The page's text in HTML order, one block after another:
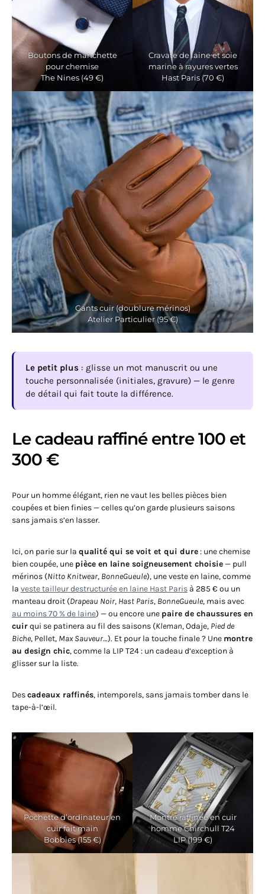
Boutons de manchette
pour chemise
The Nines (49 €)
Cravate de laine et soie
marine à rayures vertes
Hast Paris (70 €)
Gants cuir (doublure mérinos)
Atelier Particulier (95 €)
Le petit plus : glisse un mot manuscrit ou une
touche personnalisée (initiales, gravure) — le genre
de détail qui fait toute la différence.
Le cadeau raffiné entre 100 et
300 €
Pour un homme élégant, rien ne vaut les belles pièces bien
coupées et bien finies — celles qu’on garde plusieurs saisons
sans jamais s’en lasser.
Ici, on parie sur la qualité qui se voit et qui dure: une chemise
bien coupée, une pièce en laine soigneusement choisie— pull
mérinos (Nitto Knitwear, BonneGueule), une veste en laine, comme
la veste tailleur destructurée en laine Hast Paris à 285 € ou un
manteau droit (Drapeau Noir, Hast Paris, BonneGueule, mais avec
au moins 70 % de laine) — ou encore une paire de chaussures en
cuirqui se patinera au fil des saisons (Kleman, Odaje, Pied de
Biche, Pellet, Max Sauveur…). Et pour la touche finale ? Une montre
au design chic, comme la LIP T24 : un cadeau d’exception à
glisser sur la liste.
Descadeaux raffinés, intemporels, sans jamais tomber dans le
tape-à-l’œil.
Pochette d’ordinateur en
cuir fait main
Bobbies (155 €)
Montre raffinée en cuir
homme Chirchull T24
LIP (199 €)